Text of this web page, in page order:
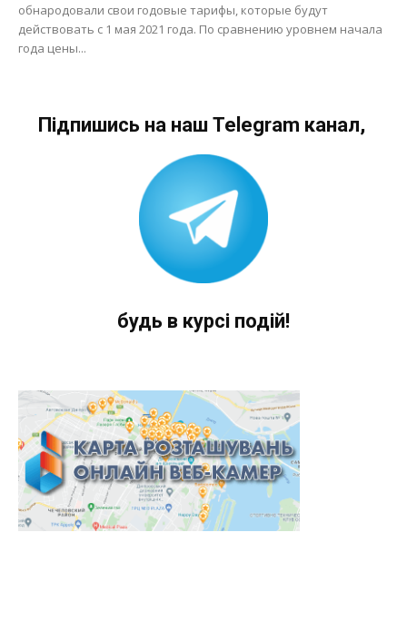
обнародовали свои годовые тарифы, которые будут
действовать с 1 мая 2021 года. По сравнению уровнем начала
года цены...
Підпишись на наш Telegram канал,
будь в курсі подій!